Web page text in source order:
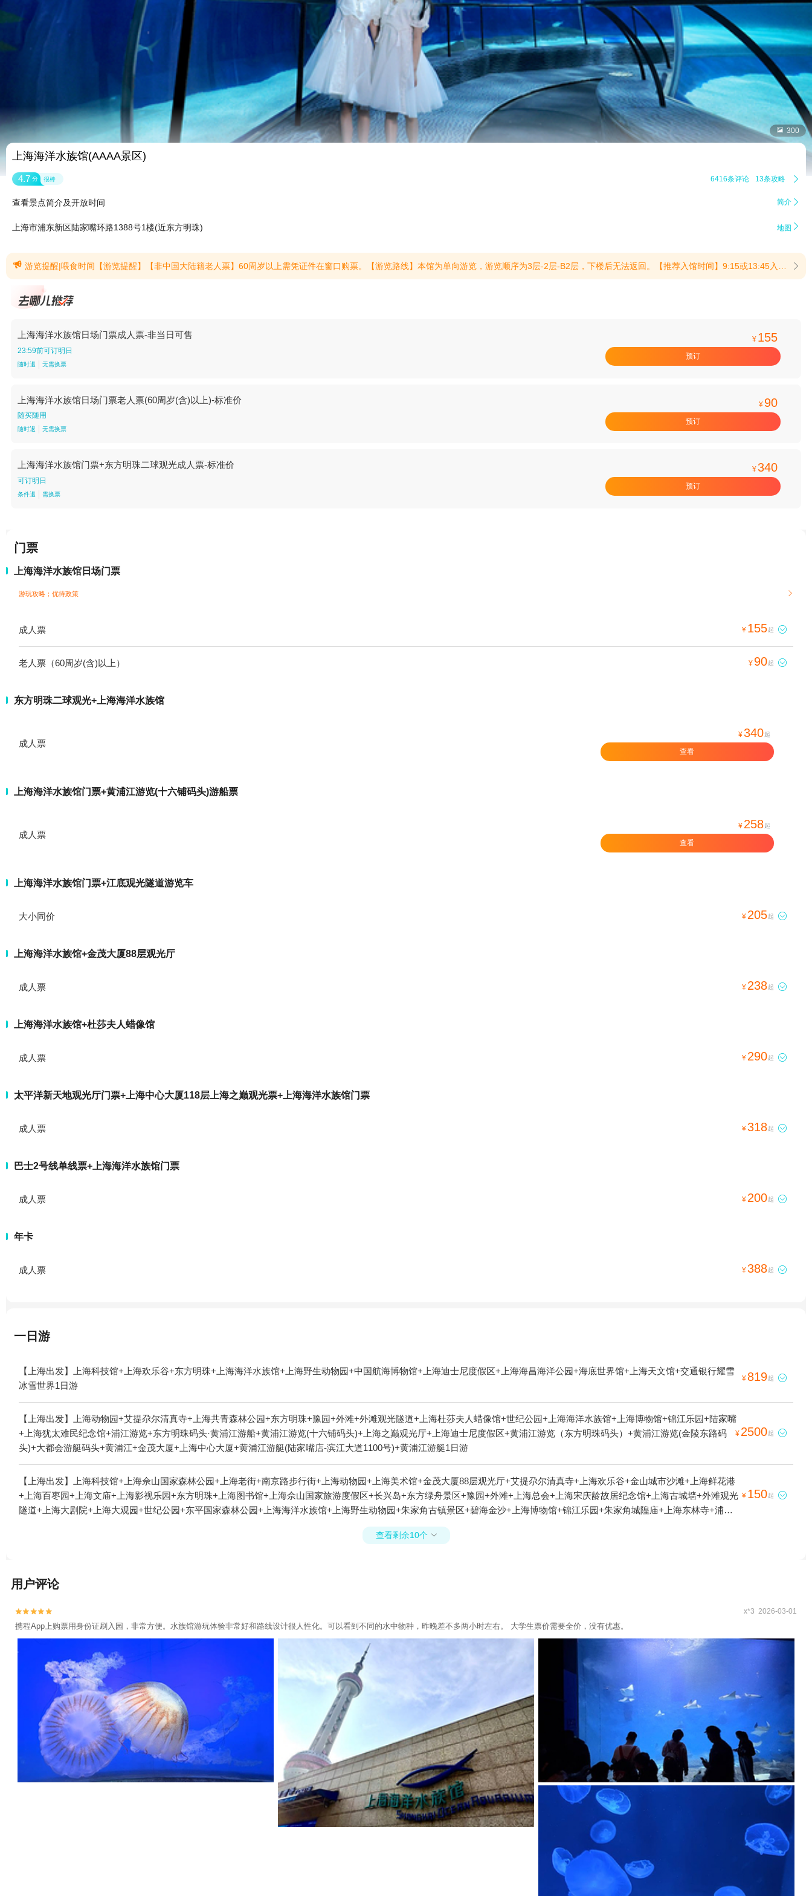
 300
上海海洋水族馆(AAAA景区)
4.7 分 很棒 6416条评论 13条攻略 
查看景点简介及开放时间 简介 
上海市浦东新区陆家嘴环路1388号1楼(近东方明珠) 地图 
 游览提醒|喂食时间【游览提醒】【非中国大陆籍老人票】60周岁以上需凭证件在窗口购票。【游览路线】本馆为单向游览，游览顺序为3层-2层-B2层，下楼后无法返回。【推荐入馆时间】9:15或13:45入馆，沿途可看全5大喂食场景。本馆没有动物表演，喂食为动物行为展示。(提示有效期2026/7/23至2026/12/31)【喂食时间】*本馆无动物表演，喂食为动物行为展示。*本馆为单线游览，下楼后无法返回，请合理安排游览时间，祝您游玩愉快!——【上午】——冷水区：斑海豹 09:45-09:55极地区：企鹅 10:00-10:15深海区：开阔的海洋 10:30-10:45深海区：群鱼的海洋 10:50-11:00深海区：鲨鱼海湾 10:50-11:10——【下午】——冷水区：斑海豹 14:15-14:25极地区：企鹅 14:30-14:45深海区：开阔的海洋 15:00-15:15深海区：群鱼的海洋 15:20-15:30深海区：鲨鱼海湾 15:20-15:40(提示有效期2026/7/23至2026/12/31) 
上海海洋水族馆日场门票成人票-非当日可售
23:59前可订明日
随时退 无需换票
¥ 155
预订
上海海洋水族馆日场门票老人票(60周岁(含)以上)-标准价
随买随用
随时退 无需换票
¥ 90
预订
上海海洋水族馆门票+东方明珠二球观光成人票-标准价
可订明日
条件退 需换票
¥340
预订
门票
上海海洋水族馆日场门票
游玩攻略； 优待政策 
成人票 ¥ 155起 
老人票（60周岁(含)以上） ¥ 90起 
东方明珠二球观光+上海海洋水族馆
成人票
¥340 起
查看
上海海洋水族馆门票+黄浦江游览(十六铺码头)游船票
成人票
¥ 258 起
查看
上海海洋水族馆门票+江底观光隧道游览车
大小同价 ¥ 205起 
上海海洋水族馆+金茂大厦88层观光厅
成人票 ¥ 238起 
上海海洋水族馆+杜莎夫人蜡像馆
成人票 ¥ 290起 
太平洋新天地观光厅门票+上海中心大厦118层上海之巅观光票+上海海洋水族馆门票
成人票 ¥318起 
巴士2号线单线票+上海海洋水族馆门票
成人票 ¥ 200起 
年卡
成人票 ¥388起 
一日游
【上海出发】上海科技馆+上海欢乐谷+东方明珠+上海海洋水族馆+上海野生动物园+中国航海博物馆+上海迪士尼度假区+上海海昌海洋公园+海底世界馆+上海天文馆+交通银行耀雪
冰雪世界1日游
¥ 819起 
【上海出发】上海动物园+艾提尕尔清真寺+上海共青森林公园+东方明珠+豫园+外滩+外滩观光隧道+上海杜莎夫人蜡像馆+世纪公园+上海海洋水族馆+上海博物馆+锦江乐园+陆家嘴
+上海犹太难民纪念馆+浦江游览+东方明珠码头·黄浦江游船+黄浦江游览(十六铺码头)+上海之巅观光厅+上海迪士尼度假区+黄浦江游览（东方明珠码头）+黄浦江游览(金陵东路码
头)+大都会游艇码头+黄浦江+金茂大厦+上海中心大厦+黄浦江游艇(陆家嘴店-滨江大道1100号)+黄浦江游艇1日游
¥ 2500起 
【上海出发】上海科技馆+上海佘山国家森林公园+上海老街+南京路步行街+上海动物园+上海美术馆+金茂大厦88层观光厅+艾提尕尔清真寺+上海欢乐谷+金山城市沙滩+上海鲜花港
+上海百枣园+上海文庙+上海影视乐园+东方明珠+上海图书馆+上海佘山国家旅游度假区+长兴岛+东方绿舟景区+豫园+外滩+上海总会+上海宋庆龄故居纪念馆+上海古城墙+外滩观光
隧道+上海大剧院+上海大观园+世纪公园+东平国家森林公园+上海海洋水族馆+上海野生动物园+朱家角古镇景区+碧海金沙+上海博物馆+锦江乐园+朱家角城隍庙+上海东林寺+浦江
游览+上海都市菜园+上海辰山植物园+西沙明珠湖景区+外滩历史纪念馆+长兴岛公园+浦江森林公园+外滩三号+外滩十八号+外滩情人墙+朱家角大清邮局+浦江玫瑰园+闻道园+东方
明珠码头·黄浦江游船+北京东方明珠高尔夫+东方绿舟山湾CS基地+上海WINE100葡萄酒会+上海接送机服务+豫·上海剧院+上海东方明珠演艺剧场+金茂音乐厅+朱家角水乐堂+上海
海昌海洋公园+外滩寻梦·上海之歌+外滩休闲浴场+上海万达瑞华酒店+上海豫园万丽酒店+上海万达汽车乐园+东方明珠·奇梦爱丽丝之重回仙境+豫园星空梦幻馆+豫园·海上梨园+浦江
漫步+海棠湖+上海星空艺术馆（南京路旗舰店）+滴水湖+玉海棠景区+浦江之首+玉海棠棠果乐园+上海玉海棠景区-海棠左岸+印象光绘艺术馆+朱家角实景园林昆曲《牡丹亭》+《广
富林少年村·昆虫》艺术展+外滩万国建筑博览群+东方明珠旅游码头+上海野生动物园-车入区+黄浦江•东方明珠游艺主题游船+迪士尼摄影工作室+上海欢乐谷蹦极+上海·蓝人秀+广富
林郊野公园+上海博物馆(东馆)-已下线+上海长兴岛博物馆+广富林水下博物馆+黄浦江•东方明珠炫游浦江主题游船+飞跃上海(南京路步行街来福士店)+彩绘小铺(迪士尼小镇店)+外滩
¥ 150起 
查看剩余10个 
用户评论

 x*3 2026-03-01
携程App上购票用身份证刷入园，非常方便。水族馆游玩体验非常好和路线设计很人性化。可以看到不同的水中物种，昨晚差不多两小时左右。 大学生票价需要全价，没有优惠。